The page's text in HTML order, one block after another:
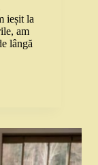
ieșit la
am
lângă